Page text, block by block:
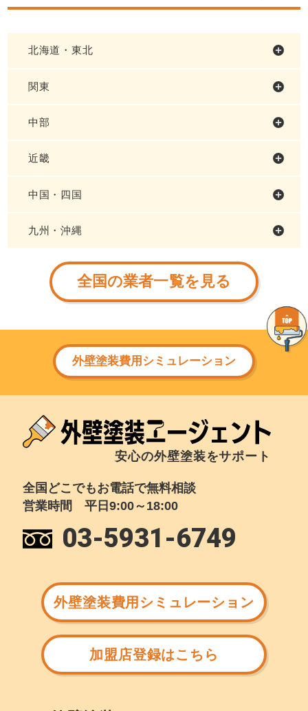
北海道・東北
関東
中部
近畿
中国・四国
九州・沖縄
全国の業者一覧を見る
外壁塗装費用シミュレーション
安心の外壁塗装をサポート
全国どこでもお電話で無料相談
営業時間 平日9:00～18:00
03-5931-6749
外壁塗装費用シミュレーション
加盟店登録はこちら